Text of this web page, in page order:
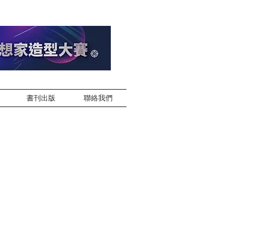
書刊出版 聯絡我們